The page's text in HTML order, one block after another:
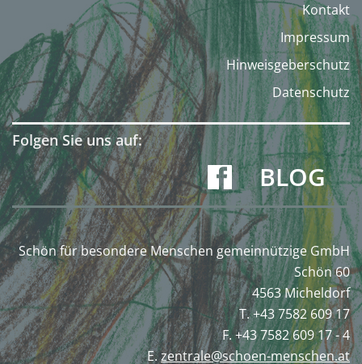
Kontakt
Impressum
Hinweisgeberschutz
Datenschutz
Folgen Sie uns auf:
BLOG
Schön für besondere Menschen gemeinnützige GmbH
Schön 60
4563 Micheldorf
T. +43 7582 609 17
F. +43 7582 609 17 - 4
E.zentrale@schoen-menschen.at